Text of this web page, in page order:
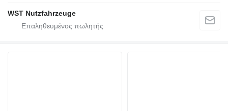
WST Nutzfahrzeuge